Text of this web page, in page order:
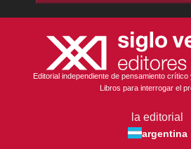
Editorial independiente de pensamiento
Libros para interrogar el
la editorial
argentina